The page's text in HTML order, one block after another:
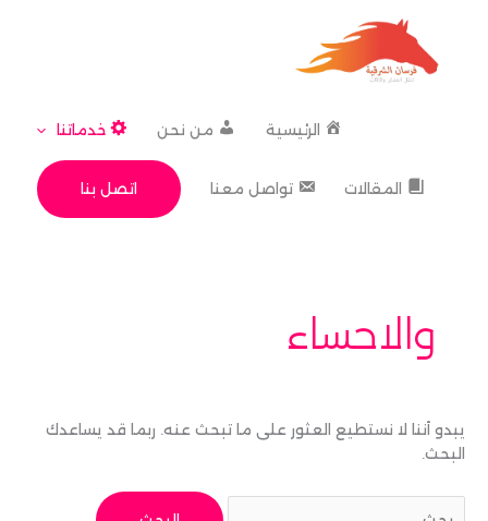
المحتوى
الرئيسية من نحن خدماتنا
المقالات تواصل معنا اتصل بنا
والاحساء
يبدو أننا لا نستطيع العثور على ما تبحث عنه. ربما قد يساعدك
البحث.